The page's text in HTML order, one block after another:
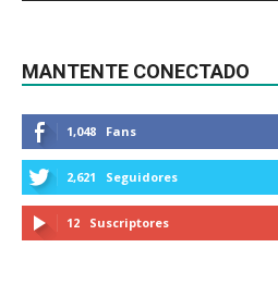
MANTENTE CONECTADO
1,048 Fans
2,621 Seguidores
12 Suscriptores